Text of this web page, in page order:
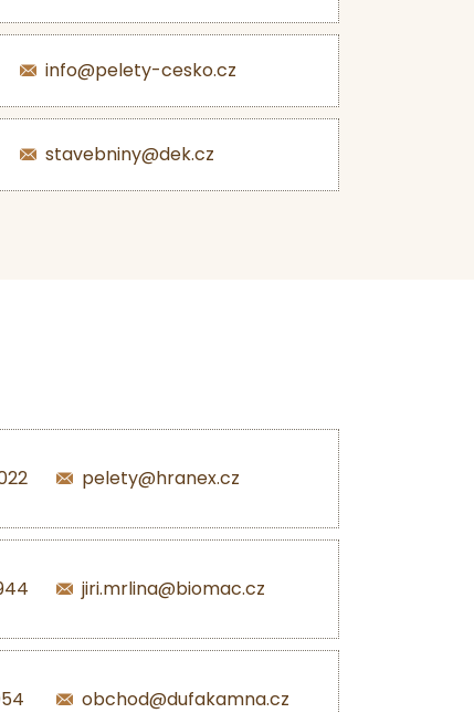
info@pelety-cesko.cz
stavebniny@dek.cz
pelety@hranex.cz
jiri.mrlina@biomac.cz
obchod@dufakamna.cz